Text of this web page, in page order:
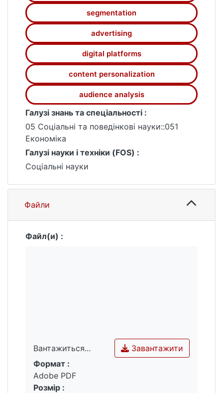
автоматизованої сегментації користувачів,
результати якої можуть бути
безпосередньо використані для
персоналізації контенту, підвищення
залученості та ефективності
маркетингових стратегій цифрової
платформи.
segmentation
advertising
digital platforms
content personalization
audience analysis
Галузі знань та спеціальності :
05 Соціальні та поведінкові науки::051
Економіка
Галузі науки і техніки (FOS) :
Соціальні науки
Файли
Файл(и) :
Вантажиться...
Вантажиться...
Завантажити
Формат :
Adobe PDF
Розмір :